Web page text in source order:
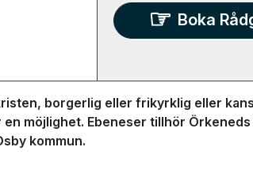
Boka
borgerlig eller frikyrklig eller
möjlighet. Ebeneser tillhör
kommun.